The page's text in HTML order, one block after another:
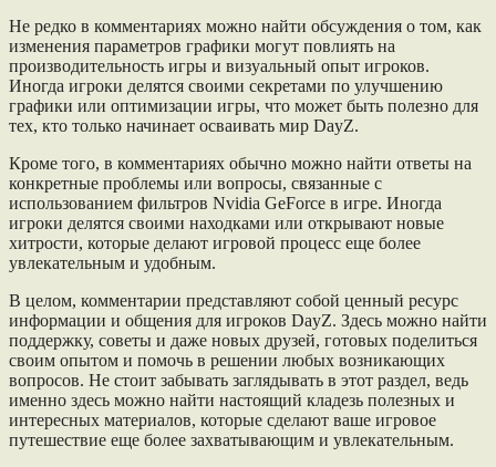
Не редко в комментариях можно найти обсуждения о том, как
изменения параметров графики могут повлиять на
производительность игры и визуальный опыт игроков.
Иногда игроки делятся своими секретами по улучшению
графики или оптимизации игры, что может быть полезно для
тех, кто только начинает осваивать мир DayZ.
Кроме того, в комментариях обычно можно найти ответы на
конкретные проблемы или вопросы, связанные с
использованием фильтров Nvidia GeForce в игре. Иногда
игроки делятся своими находками или открывают новые
хитрости, которые делают игровой процесс еще более
увлекательным и удобным.
В целом, комментарии представляют собой ценный ресурс
информации и общения для игроков DayZ. Здесь можно найти
поддержку, советы и даже новых друзей, готовых поделиться
своим опытом и помочь в решении любых возникающих
вопросов. Не стоит забывать заглядывать в этот раздел, ведь
именно здесь можно найти настоящий кладезь полезных и
интересных материалов, которые сделают ваше игровое
путешествие еще более захватывающим и увлекательным.